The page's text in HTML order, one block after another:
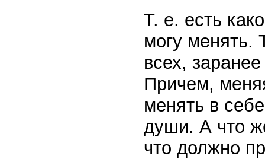
Т. е. есть
могу менять.
всех,
Причем,
менять в
души. А что
что должно